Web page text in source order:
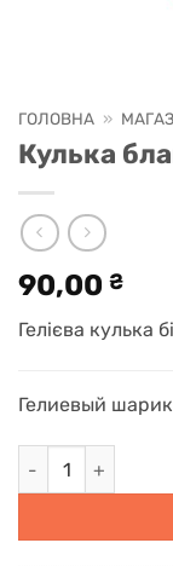
ГОЛОВНА »
Кулька
90,00 ₴
Гелієва кулька
Гелиевый
Кулька блакитна